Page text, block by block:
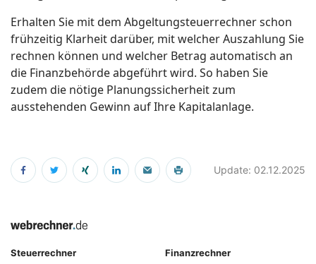
Erhalten Sie mit dem Abgeltungsteuerrechner schon
frühzeitig Klarheit darüber, mit welcher Auszahlung Sie
rechnen können und welcher Betrag automatisch an
die Finanzbehörde abgeführt wird. So haben Sie
zudem die nötige Planungssicherheit zum
ausstehenden Gewinn auf Ihre Kapitalanlage.
Update: 02.12.2025
Steuerrechner
Finanzrechner